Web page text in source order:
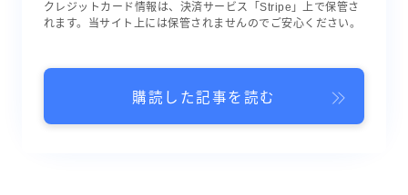
クレジットカード情報は、決済サービス「Stripe」上で保管さ
れます。当サイト上には保管されませんのでご安心ください。
購読した記事を読む